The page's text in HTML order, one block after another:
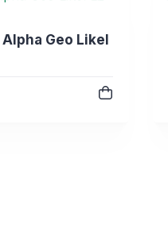
Geo Likel